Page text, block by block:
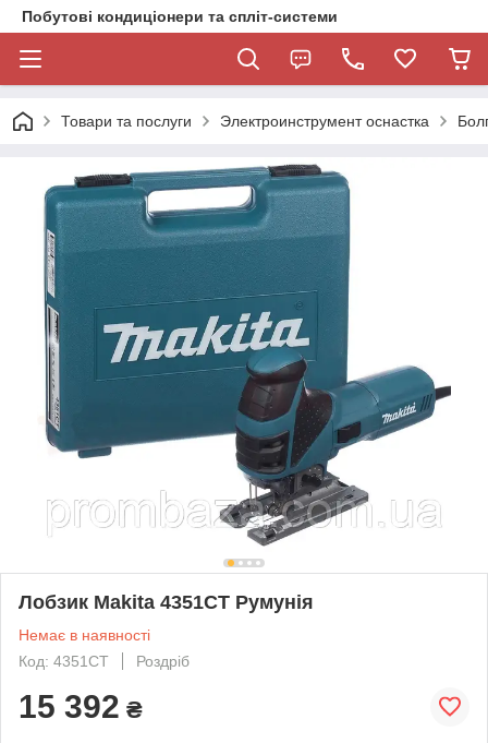
Побутові кондиціонери та спліт-системи
Товари та послуги Электроинструмент оснастка
Лобзик Makita 4351CT Румунія
Немає в наявності
Код: 4351CT
Роздріб
15 392 ₴